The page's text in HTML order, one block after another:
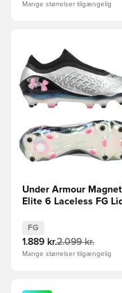
Mange størrelser tilgængelig
Åbner en Modal til
Under Armour
Elite 6 Laceless FG
FG
1.889 kr.2.099 kr.
Mange størrelser tilgængelig